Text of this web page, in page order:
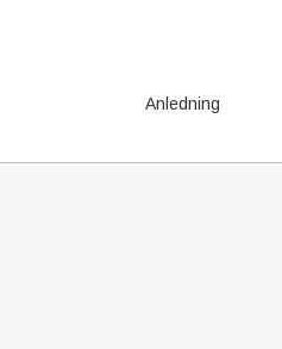
Anledning